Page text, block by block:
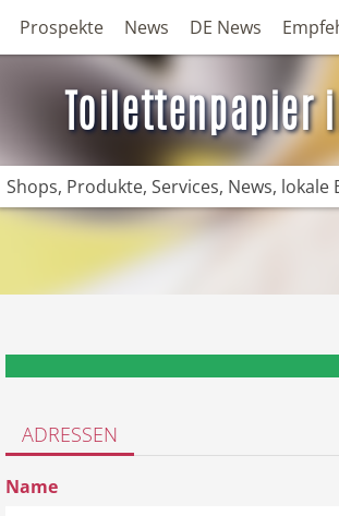
Prospekte News DE News
Toilettenpapier
ADRESSEN
Name